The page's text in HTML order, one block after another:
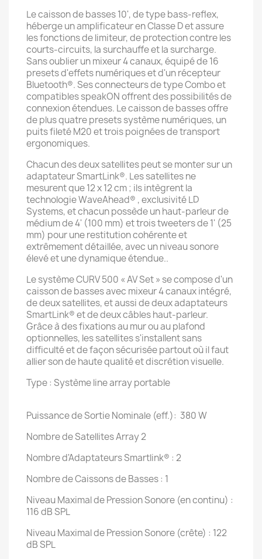
Le caisson de basses 10', de type bass-reflex,
héberge un amplificateur en Classe D et assure
les fonctions de limiteur, de protection contre les
courts-circuits, la surchauffe et la surcharge.
Sans oublier un mixeur 4 canaux, équipé de 16
presets d'effets numériques et d'un récepteur
Bluetooth®. Ses connecteurs de type Combo et
compatibles speakON offrent des possibilités de
connexion étendues. Le caisson de basses offre
de plus quatre presets système numériques, un
puits fileté M20 et trois poignées de transport
ergonomiques.
Chacun des deux satellites peut se monter sur un
adaptateur SmartLink®. Les satellites ne
mesurent que 12 x 12 cm ; ils intègrent la
technologie WaveAhead® , exclusivité LD
Systems, et chacun possède un haut-parleur de
médium de 4' (100 mm) et trois tweeters de 1' (25
mm) pour une restitution cohérente et
extrêmement détaillée, avec un niveau sonore
élevé et une dynamique étendue..
Le système CURV 500 « AV Set » se compose d'un
caisson de basses avec mixeur 4 canaux intégré,
de deux satellites, et aussi de deux adaptateurs
SmartLink® et de deux câbles haut-parleur.
Grâce à des fixations au mur ou au plafond
optionnelles, les satellites s'installent sans
difficulté et de façon sécurisée partout où il faut
allier son de haute qualité et discrétion visuelle.
Type : Système line array portable
Puissance de Sortie Nominale (eff.): 380 W
Nombre de Satellites Array 2
Nombre d'Adaptateurs Smartlink® : 2
Nombre de Caissons de Basses : 1
Niveau Maximal de Pression Sonore (en continu) :
116 dB SPL
Niveau Maximal de Pression Sonore (crête) : 122
dB SPL